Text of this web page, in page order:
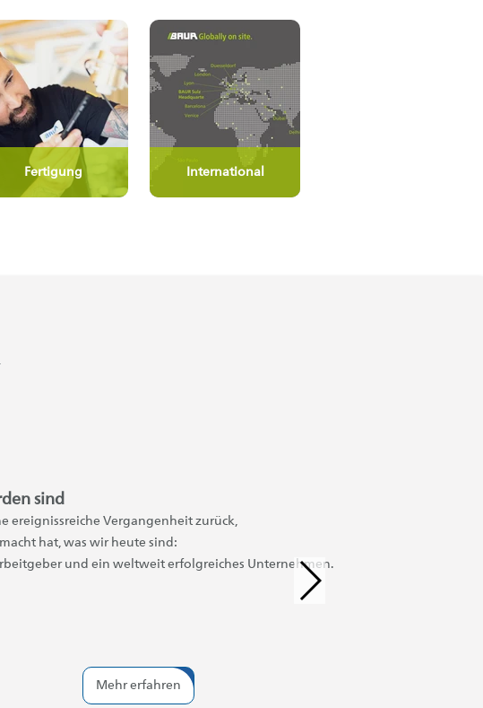
Fertigung International
sind
ereignissreiche Vergangenheit zurück,
hat, was wir heute sind:
und ein weltweit erfolgreiches Unternehmen.
Mehr erfahren